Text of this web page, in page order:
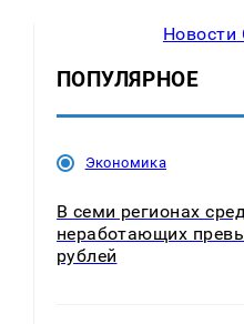
ПОПУЛЯРНОЕ
Экономика
В семи регионах
неработающих
рублей